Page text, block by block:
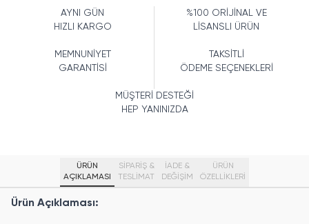
AYNI GÜN
HIZLI KARGO
%100 ORİJİNAL VE
LİSANSLI ÜRÜN
MEMNUNİYET
GARANTİSİ
TAKSİTLİ
ÖDEME SEÇENEKLERİ
MÜŞTERİ DESTEĞİ
HEP YANINIZDA
ÜRÜN
AÇIKLAMASI
SİPARİŞ &
TESLİMAT
İADE &
DEĞİŞİM
ÜRÜN
ÖZELLIKLERI
Ürün Açıklaması: